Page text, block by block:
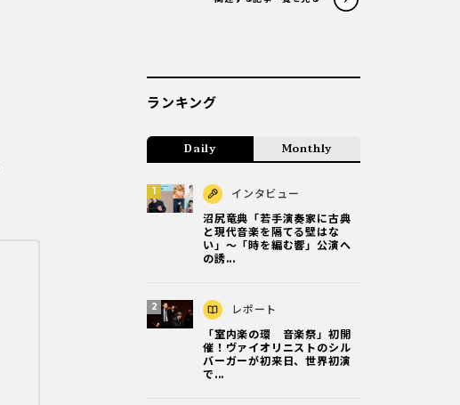
ランキング
Daily Monthly
インタビュー
沼尻竜典「若手演奏家に古典
と現代音楽を隔てる壁はな
い」～「時を編む響」公演へ
の誘...
レポート
「室内楽の環 音楽祭」初開
催！ヴァイオリニストのシル
バーガーが初来日、世界初演
で...